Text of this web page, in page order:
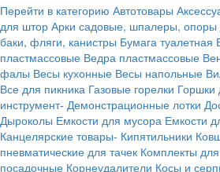
Перейти в категорию Автотовары
для штор Арки садовые, шпалеры, опоры
баки, фляги, канистры Бумага туалетная
пластмассовые Ведра пластмассовые
фалы Весы кухонные Весы напольные
Все для пикника Газовые горелки Горшки
инструмент- Демонстрационные лотки
Дыроколы Емкости для мусора Емкости
Канцелярские товары- Кипятильники
пневматические для тачек Комплекты
посадочные Корнеудалители Косы и